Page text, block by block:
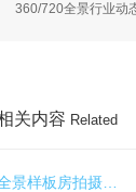
360/720全景行业动
关内容 Related
景样板房拍摄…